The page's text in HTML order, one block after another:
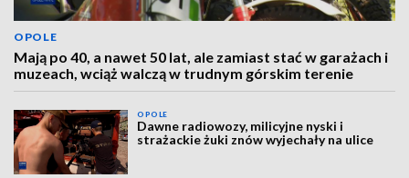
OPOLE
Mają po 40, a nawet 50 lat, ale zamiast stać w garażach i
muzeach, wciąż walczą w trudnym górskim terenie
OPOLE
Dawne radiowozy, milicyjne nyski i
strażackie żuki znów wyjechały na ulice